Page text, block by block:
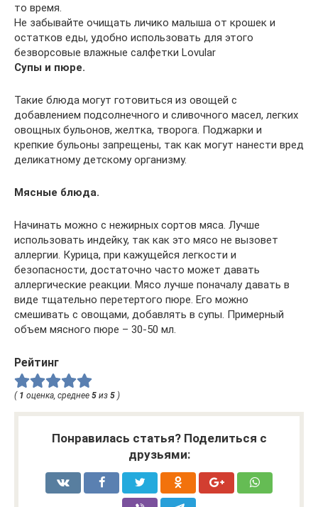
то время.
Не забывайте очищать личико малыша от крошек и
остатков еды, удобно использовать для этого
безворсовые влажные салфетки Lovular
Супы и пюре.
Такие блюда могут готовиться из овощей с
добавлением подсолнечного и сливочного масел, легких
овощных бульонов, желтка, творога. Поджарки и
крепкие бульоны запрещены, так как могут нанести вред
деликатному детскому организму.
Мясные блюда.
Начинать можно с нежирных сортов мяса. Лучше
использовать индейку, так как это мясо не вызовет
аллергии. Курица, при кажущейся легкости и
безопасности, достаточно часто может давать
аллергические реакции. Мясо лучше поначалу давать в
виде тщательно перетертого пюре. Его можно
смешивать с овощами, добавлять в супы. Примерный
объем мясного пюре – 30-50 мл.
Рейтинг
( 1 оценка, среднее 5 из 5 )
Понравилась статья? Поделиться с
друзьями: